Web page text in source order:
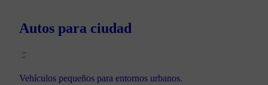
Autos para ciudad
Vehículos pequeños para entornos urbanos.